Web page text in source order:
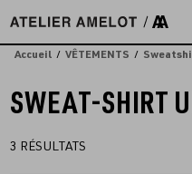
directement
auAccueil VÊTEMENTS
SWEAT-SHIRT
3 RÉSULTATS